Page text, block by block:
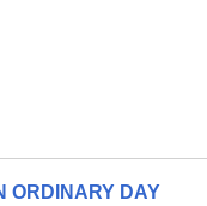
ORDINARY DAY